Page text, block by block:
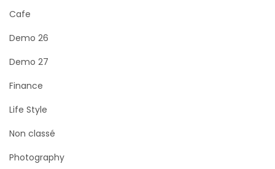
Cafe
Demo 26
Demo 27
Finance
Life Style
Non classé
Photography